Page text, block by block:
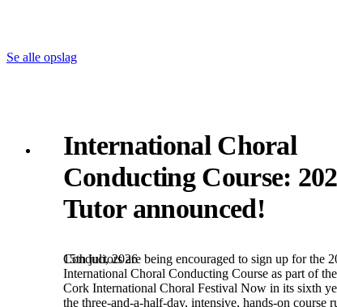
Se alle opslag
International Choral
Conducting Course:
Tutor announced!
15th juli, 2026
Conductors are being encouraged to sign up for the
International Choral Conducting Course as part of the
Cork International Choral Festival Now in its sixth
the three-and-a-half-day, intensive, hands-on course